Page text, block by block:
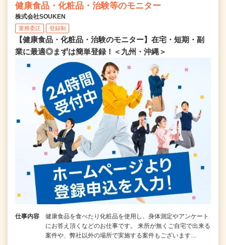
健康食品・化粧品・治験等のモニター
株式会社SOUKEN
業務委託 登録制
【健康食品・化粧品・治験のモニター】在宅・短期・副
業に最適◎まずは簡単登録！＜九州・沖縄＞
仕事内容
健康食品を食べたり化粧品を使用し、身体測定やアンケート
にお答え頂くなどのお仕事です。 来所が無くご自宅で出来る
案件や、弊社以外の場所で実施する案件もございます…